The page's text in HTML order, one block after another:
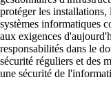
Sécurité
Services/
protéger les installations,
systèmes informatiques
aux exigences
responsabilités dans le
sécurité réguliers et des
une sécurité de